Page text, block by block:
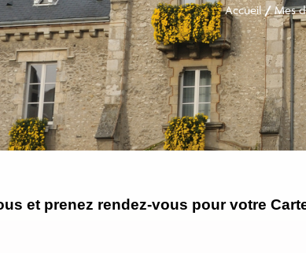
Accueil/Mes
et prenez rendez-vous pour votre